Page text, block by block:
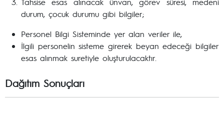
durum, çocuk durumu gibi bilgiler;
Personel Bilgi Sisteminde yer alan veriler ile,
İlgili personelin sisteme girerek beyan edeceği bilgiler
esas alınmak suretiyle oluşturulacaktır.
Dağıtım Sonuçları